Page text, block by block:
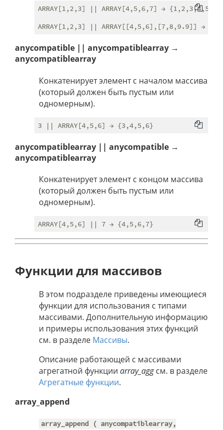
ARRAY[1,2,3] || ARRAY[4,5,6,7] →
anycompatible || anycompatiblearray →
anycompatiblearray
Конкатенирует элемент с началом массива
(который должен быть пустым или
одномерным).
anycompatiblearray || anycompatible →
anycompatiblearray
Конкатенирует элемент с концом массива
(который должен быть пустым или
одномерным).
Функции для массивов
В этом подразделе приведены имеющиеся
функции для использования с типами
массивами. Дополнительную информацию
и примеры использования этих функций
см. в разделе Массивы.
Описание работающей с массивами
агрегатной функции array_aggсм. в разделе
Агрегатные функции.
array_append
array_append ( anycompatiblearray,